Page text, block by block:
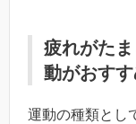
疲れがた
動がおす
運動の種類とし